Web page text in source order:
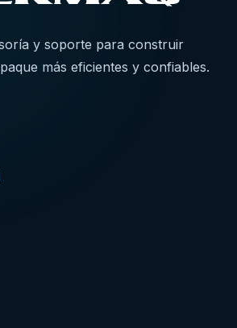
y soporte para construir
más eficientes y confiables.